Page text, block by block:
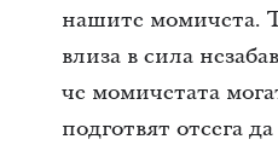
нашите момичета.
влиза в сила
че момичетата
подготвят отсега